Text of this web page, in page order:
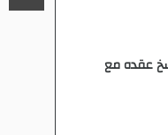
عقده مع